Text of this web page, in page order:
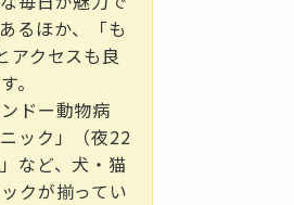
るほか、「も
アクセスも良
。
ドー動物病
ック」（夜22
など、犬・猫
クが揃ってい